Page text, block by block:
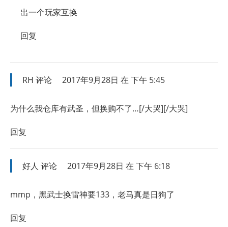
出一个玩家互换
回复
RH 评论 2017年9月28日 在 下午 5:45
为什么我仓库有武圣，但换购不了…[/大哭][/大哭]
回复
好人 评论 2017年9月28日 在 下午 6:18
mmp，黑武士换雷神要133，老马真是日狗了
回复